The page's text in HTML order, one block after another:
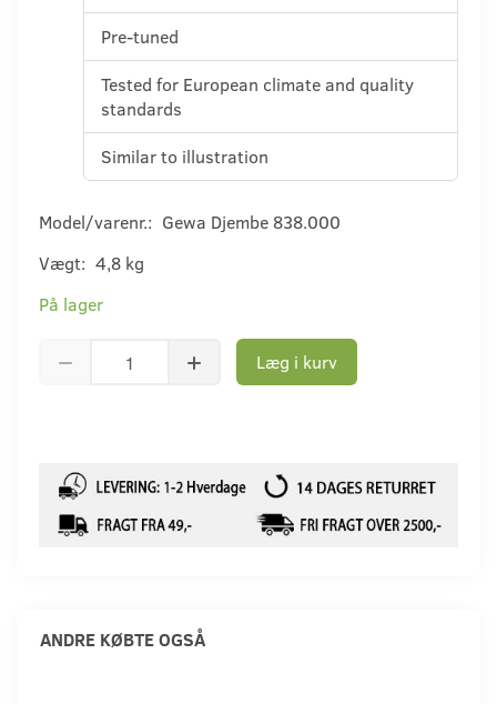
Pre-tuned
Tested for European climate and quality
standards
Similar to illustration
Model/varenr.: Gewa Djembe 838.000
Vægt: 4,8 kg
På lager
Læg i kurv
ANDRE KØBTE OGSÅ